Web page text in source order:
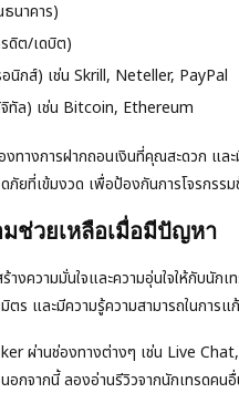
ธนาคาร)
ดิต/เดบิต)
อนิกส์) เช่น Skrill, Neteller, PayPal
ทัล) เช่น Bitcoin, Ethereum
ทางการฝากถอนเงินที่คุณสะดวก แล
ยที่เข้มงวด เพื่อป้องกันการโจรกรร
ช่วยเหลือเมื่อมีปัญหา
งความมั่นใจและความอุ่นใจให้กับนัก
ตร และมีความรู้ความสามารถในการ
ผ่านช่องทางต่างๆ เช่น Live
กจากนี้ ลองอ่านรีวิวจากนักเทรดค